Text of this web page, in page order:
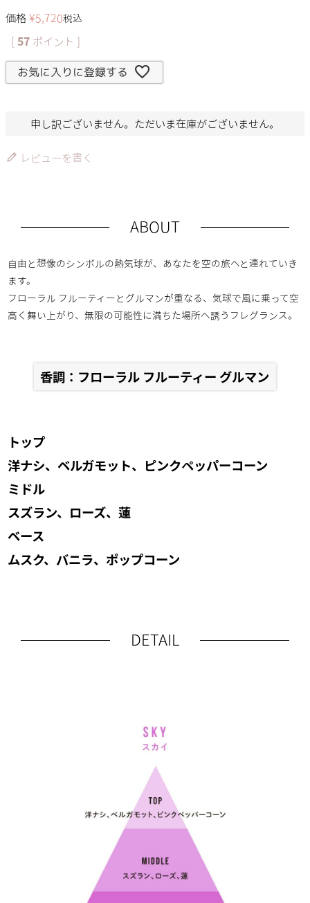
価格 ¥5,720税込
[ 57 ポイント ]
お気に入りに登録する
申し訳ございません。ただいま在庫がございません。
レビューを書く
ABOUT
自由と想像のシンボルの熱気球が、あなたを空の旅へと連れていき
ます。
フローラル フルーティーとグルマンが重なる、気球で風に乗って空
高く舞い上がり、無限の可能性に満ちた場所へ誘うフレグランス。
香調：フローラル フルーティー グルマン
トップ
洋ナシ、ベルガモット、ピンクペッパーコーン
ミドル
スズラン、ローズ、蓮
ベース
ムスク、バニラ、ポップコーン
DETAIL